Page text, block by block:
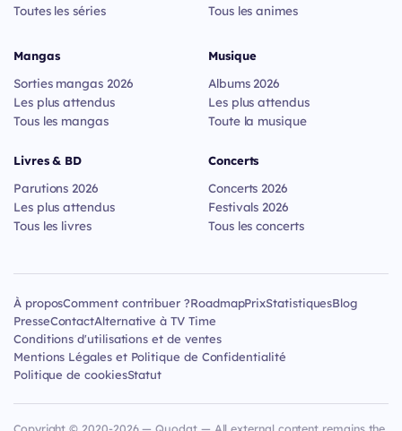
Toutes les séries
Tous les animes
Mangas
Sorties mangas 2026
Les plus attendus
Tous les mangas
Livres & BD
Parutions 2026
Les plus attendus
Tous les livres
Musique
Albums 2026
Les plus attendus
Toute la musique
Concerts
Concerts 2026
Festivals 2026
Tous les concerts
À proposComment contribuer ?RoadmapPrixStatistiquesBlog
PresseContactAlternative à TV Time
Conditions d'utilisations et de ventes
Mentions Légales et Politique de Confidentialité
Politique de cookiesStatut
Copyright © 2020-2026 — Quodat — All external content remains the